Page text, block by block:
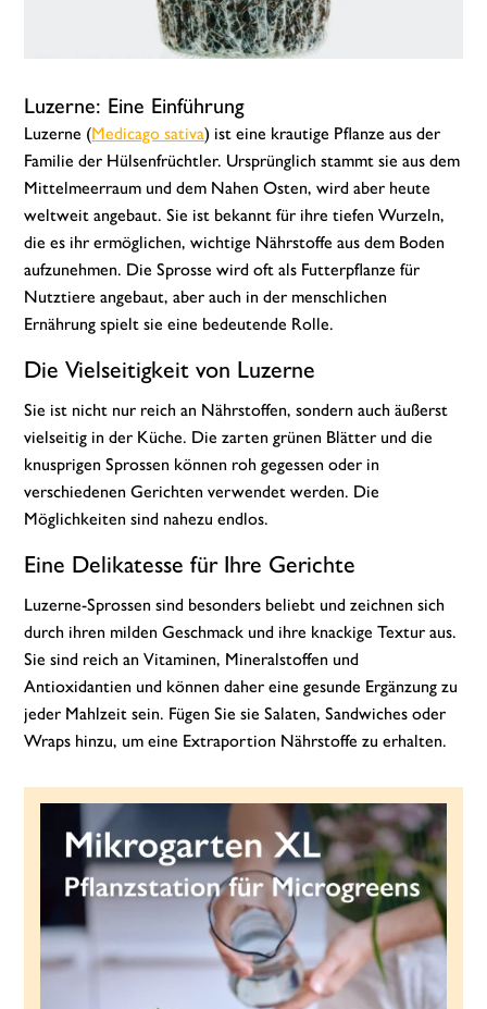
Luzerne: Eine Einführung
Luzerne (Medicago sativa) ist eine krautige Pflanze aus der
Familie der Hülsenfrüchtler. Ursprünglich stammt sie aus dem
Mittelmeerraum und dem Nahen Osten, wird aber heute
weltweit angebaut. Sie ist bekannt für ihre tiefen Wurzeln,
die es ihr ermöglichen, wichtige Nährstoffe aus dem Boden
aufzunehmen. Die Sprosse wird oft als Futterpflanze für
Nutztiere angebaut, aber auch in der menschlichen
Ernährung spielt sie eine bedeutende Rolle.
Die Vielseitigkeit von Luzerne
Sie ist nicht nur reich an Nährstoffen, sondern auch äußerst
vielseitig in der Küche. Die zarten grünen Blätter und die
knusprigen Sprossen können roh gegessen oder in
verschiedenen Gerichten verwendet werden. Die
Möglichkeiten sind nahezu endlos.
Eine Delikatesse für Ihre Gerichte
Luzerne-Sprossen sind besonders beliebt und zeichnen sich
durch ihren milden Geschmack und ihre knackige Textur aus.
Sie sind reich an Vitaminen, Mineralstoffen und
Antioxidantien und können daher eine gesunde Ergänzung zu
jeder Mahlzeit sein. Fügen Sie sie Salaten, Sandwiches oder
Wraps hinzu, um eine Extraportion Nährstoffe zu erhalten.